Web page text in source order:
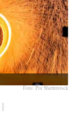
Foto: Por Shutterstock